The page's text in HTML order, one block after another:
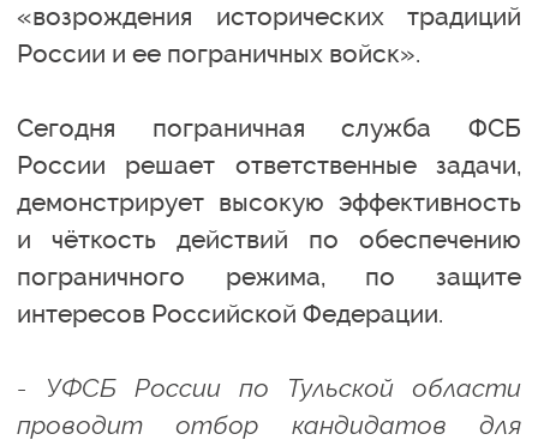
«возрождения исторических традиций
России и ее пограничных войск».
Сегодня пограничная служба ФСБ
России решает ответственные задачи,
демонстрирует высокую эффективность
и чёткость действий по обеспечению
пограничного режима, по защите
интересов Российской Федерации.
- УФСБ России по Тульской области
проводит отбор кандидатов для